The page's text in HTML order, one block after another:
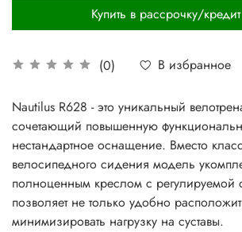
(0) В избранное
Купить в рассрочку/кредит
Nautilus R628 - это уникальный
сочетающий повышенную
нестандартное оснащение. Вместо
велосипедного сидения модель
полноценным креслом с регулируемой
позволяет не только удобно
минимизировать нагрузку на суставы.